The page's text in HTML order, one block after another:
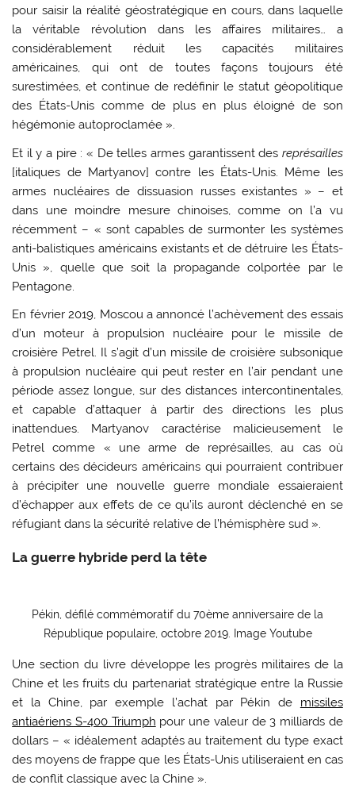
pour saisir la réalité géostratégique en cours, dans laquelle
la véritable révolution dans les affaires militaires… a
considérablement réduit les capacités militaires
américaines, qui ont de toutes façons toujours été
surestimées, et continue de redéfinir le statut géopolitique
des États-Unis comme de plus en plus éloigné de son
hégémonie autoproclamée ».
Et il y a pire : « De telles armes garantissent des représailles
[italiques de Martyanov] contre les États-Unis. Même les
armes nucléaires de dissuasion russes existantes » – et
dans une moindre mesure chinoises, comme on l’a vu
récemment – « sont capables de surmonter les systèmes
anti-balistiques américains existants et de détruire les États-
Unis », quelle que soit la propagande colportée par le
Pentagone.
En février 2019, Moscou a annoncé l’achèvement des essais
d’un moteur à propulsion nucléaire pour le missile de
croisière Petrel. Il s’agit d’un missile de croisière subsonique
à propulsion nucléaire qui peut rester en l’air pendant une
période assez longue, sur des distances intercontinentales,
et capable d’attaquer à partir des directions les plus
inattendues. Martyanov caractérise malicieusement le
Petrel comme « une arme de représailles, au cas où
certains des décideurs américains qui pourraient contribuer
à précipiter une nouvelle guerre mondiale essaieraient
d’échapper aux effets de ce qu’ils auront déclenché en se
réfugiant dans la sécurité relative de l’hémisphère sud ».
La guerre hybride perd la tête
Pékin, défilé commémoratif du 70ème anniversaire de la
République populaire, octobre 2019. Image Youtube
Une section du livre développe les progrès militaires de la
Chine et les fruits du partenariat stratégique entre la Russie
et la Chine, par exemple l’achat par Pékin de missiles
antiaériens S-400 Triumph pour une valeur de 3 milliards de
dollars – « idéalement adaptés au traitement du type exact
des moyens de frappe que les États-Unis utiliseraient en cas
de conflit classique avec la Chine ».